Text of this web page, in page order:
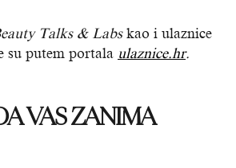
Talks & Labskao i ulaznice
su putem portala ulaznice.hr.
VAS ZANIMA